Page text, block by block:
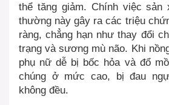
thể tăng giảm. Chính việc sản
thường này gây ra các triệu
ràng, chẳng hạn như thay đổi
trạng và sương mù não. Khi
phụ nữ dễ bị bốc hỏa và đổ
chúng ở mức cao, bị đau
không đều.